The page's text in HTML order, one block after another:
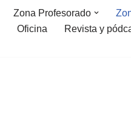
Zona Profesorado
Oficina Revista y